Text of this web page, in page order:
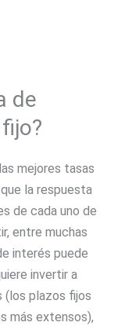
de
mejores tasas
la respuesta
de cada uno de
entre muchas
interés puede
invertir a
(los plazos fijos
más extensos),